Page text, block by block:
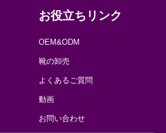
お役立ちリンク
OEM&ODM
靴の卸売
よくあるご質問
動画
お問い合わせ